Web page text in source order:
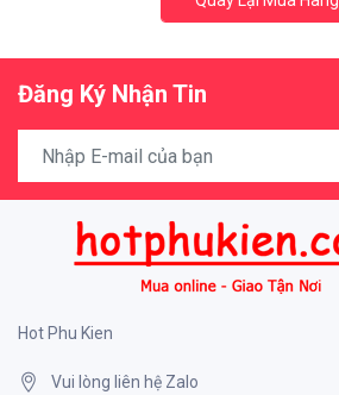
Đăng Ký Nhận Tin
Hot Phu Kien
Vui lòng liên hệ Zalo